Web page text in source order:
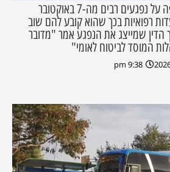
המוסד לביטוח לאומי כופה על נפגעים רבים מה-7 באוקטובר
רפואיות בכך שהוא קובע להם שוב
הדין שמייצג את הנפגע אמר "מדובר
המוסד לביטוח לאומי"
9:38 pm